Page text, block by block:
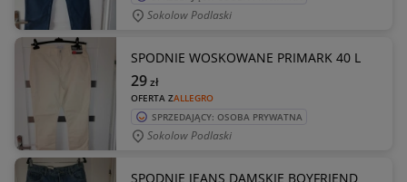
Sokolow Podlaski
SPODNIE WOSKOWANE PRIMARK 40 L
OFERTA ZALLEGRO
29zł
SPRZEDAJĄCY: OSOBA PRYWATNA
Sokolow Podlaski
SPODNIE JEANS DAMSKIE BOYFRIEND